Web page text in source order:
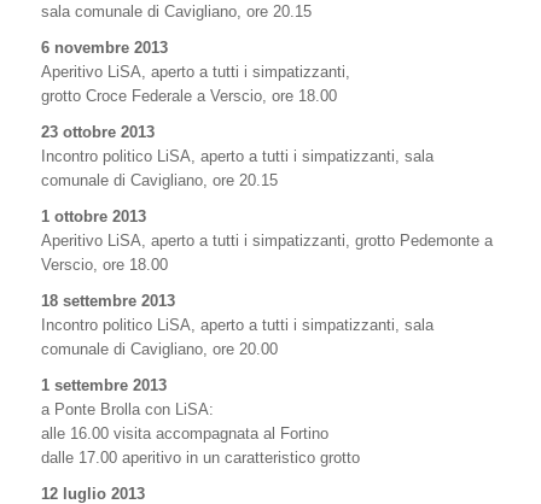
sala comunale di Cavigliano, ore 20.15
6 novembre 2013
Aperitivo LiSA, aperto a tutti i simpatizzanti,
grotto Croce Federale a Verscio, ore 18.00
23 ottobre 2013
Incontro politico LiSA, aperto a tutti i simpatizzanti, sala
comunale di Cavigliano, ore 20.15
1 ottobre 2013
Aperitivo LiSA, aperto a tutti i simpatizzanti, grotto Pedemonte a
Verscio, ore 18.00
18 settembre 2013
Incontro politico LiSA, aperto a tutti i simpatizzanti, sala
comunale di Cavigliano, ore 20.00
1 settembre 2013
a Ponte Brolla con LiSA:
alle 16.00 visita accompagnata al Fortino
dalle 17.00 aperitivo in un caratteristico grotto
12 luglio 2013